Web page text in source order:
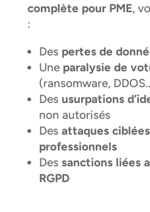
complète pour PME,
:
Des pertes de
Une paralysie de
(ransomware,
Des usurpations
non autorisés
Des attaques
professionnels
Des sanctions liées
RGPD